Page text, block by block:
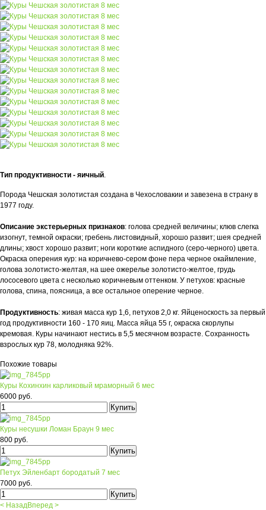
Тип продуктивности - яичный.
Порода Чешская золотистая создана в Чехословакии и завезена в страну в
1977 году.
Описание экстерьерных признаков: голова средней величины; клюв слегка
изогнут, темной окраски; гребень листовидный, хорошо развит; шея средней
длины; хвост хорошо развит; ноги короткие аспидного (серо-черного) цвета.
Окраска оперения кур: на коричнево-сером фоне пера черное окаймление,
голова золотисто-желтая, на шее ожерелье золотисто-желтое, грудь
лососевого цвета с несколько коричневым оттенком. У петухов: красные
голова, спина, поясница, а все остальное оперение черное.
Продуктивность: живая масса кур 1,6, петухов 2,0 кг. Яйценоскость за первый
год продуктивности 160 - 170 яиц. Масса яйца 55 г, окраска скор­лупы
кремовая. Куры начинают нестись в 5,5 месячном возрасте. Сохранность
взрослых кур 78, молодняка 92%.
Похожие товары
Куры Кохинхин карликовый мраморный 6 мес
6000 руб.
Куры несушки Ломан Браун 9 мес
800 руб.
Петух Эйленбарт бородатый 7 мес
7000 руб.
< НазадВперед >